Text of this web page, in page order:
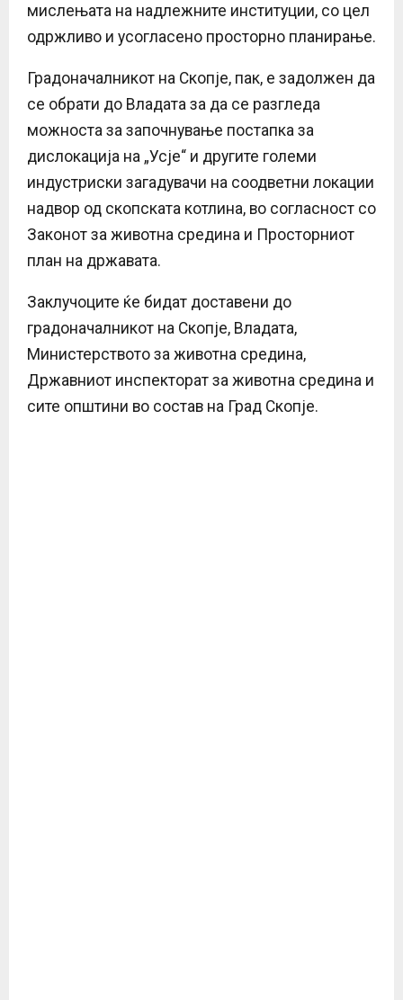
мислењата на надлежните институции, со цел
одржливо и усогласено просторно планирање.
Градоначалникот на Скопје, пак, е задолжен да
се обрати до Владата за да се разгледа
можноста за започнување постапка за
дислокација на „Усје“ и другите големи
индустриски загадувачи на соодветни локации
надвор од скопската котлина, во согласност со
Законот за животна средина и Просторниот
план на државата.
Заклучоците ќе бидат доставени до
градоначалникот на Скопје, Владата,
Министерството за животна средина,
Државниот инспекторат за животна средина и
сите општини во состав на Град Скопје.